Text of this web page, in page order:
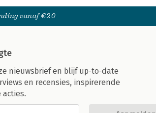
vanaf €20
nieuwsbrief en blijf up-to-date
en recensies, inspirerende
acties.